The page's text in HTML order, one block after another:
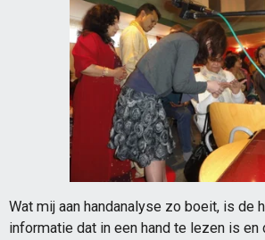
Wat mij aan handanalyse zo boeit, is de
informatie dat in een hand te lezen is en